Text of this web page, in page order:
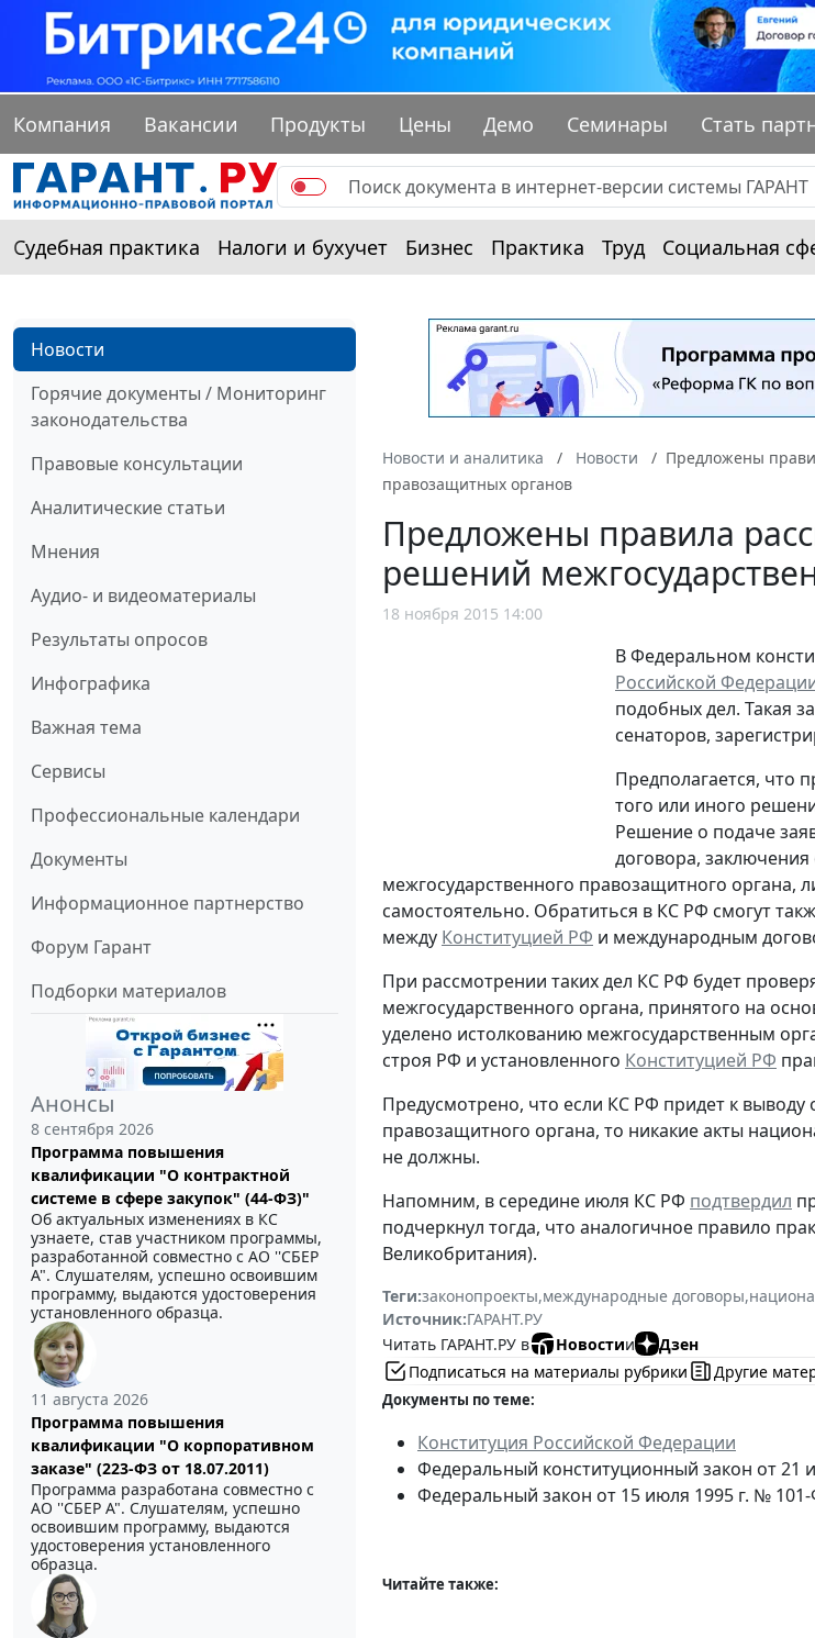
Компания Вакансии Продукты Цены Демо Семинары Стать
Судебная практика Налоги и бухучет Бизнес Практика Труд Социальная
Новости
Горячие документы / Мониторинг
законодательства
Правовые консультации
Аналитические статьи
Мнения
Аудио- и видеоматериалы
Результаты опросов
Инфографика
Важная тема
Сервисы
Профессиональные календари
Документы
Информационное партнерство
Форум Гарант
Подборки материалов
Анонсы
8 сентября 2026
Программа повышения
квалификации "О контрактной
системе в сфере закупок" (44-ФЗ)"
Об актуальных изменениях в КС
узнаете, став участником программы,
разработанной совместно с АО ''СБЕР
А". Слушателям, успешно освоившим
программу, выдаются удостоверения
установленного образца.
11 августа 2026
Программа повышения
квалификации "О корпоративном
заказе" (223-ФЗ от 18.07.2011)
Программа разработана совместно с
АО ''СБЕР А". Слушателям, успешно
освоившим программу, выдаются
удостоверения установленного
образца.
Новости и аналитика Новости
Предложены
правозащитных органов
Предложены правила
решений
18 ноября 2015 14:00
В Федеральном
Российской
подобных дел. Такая
сенаторов,
Предполагается, что
того или иного
Решение о подаче
договора,
межгосударственного правозащитного
самостоятельно. Обратиться в КС РФ смогут
между Конституцией РФ и международным
При рассмотрении таких дел КС РФ будет
межгосударственного органа, принятого на
уделено истолкованию межгосударственным
строя РФ и установленного Конституцией РФ
Предусмотрено, что если КС РФ придет к
правозащитного органа, то никакие акты
не должны.
Напомним, в середине июля КС РФ подтвердил
подчеркнул тогда, что аналогичное правило
Великобритания).
Теги:законопроекты,международные договоры,
Источник:ГАРАНТ.РУ
Читать ГАРАНТ.РУ в
Новостии
Дзен
Подписаться на материалы рубрики
Другие
Документы по теме:
Конституция Российской Федерации
Федеральный конституционный закон от 21
Федеральный закон от 15 июля 1995 г. №
Читайте также: